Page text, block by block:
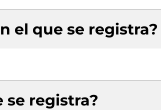
el que se registra?
se registra?